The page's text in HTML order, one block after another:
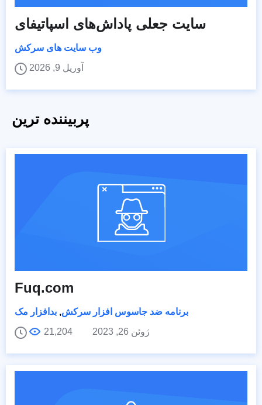
سایت جعلی پاداش‌های اسپاتیفای
وب سایت های سرکش
آوریل 9, 2026
پربیننده ترین
Fuq.com
برنامه ضد جاسوس افزار سرکش, بدافزار مک
ژوئن 26, 2023
21,204